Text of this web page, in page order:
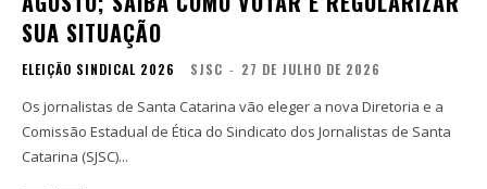
SUA SITUAÇÃO
ELEIÇÃO SINDICAL 2026 SJSC - 27 DE JULHO DE 2026
Os jornalistas de Santa Catarina vão eleger a nova Diretoria e a
Comissão Estadual de Ética do Sindicato dos Jornalistas de Santa
Catarina (SJSC)...